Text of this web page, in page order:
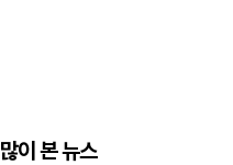
많이 본 뉴스